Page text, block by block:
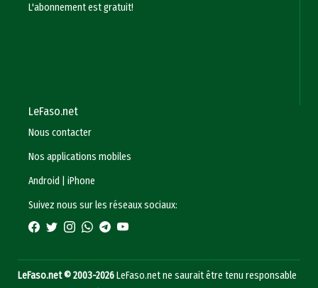
L'abonnement est gratuit!
LeFaso.net
Nous contacter
Nos applications mobiles
Android
|iPhone
Suivez nous sur les réseaux sociaux:
LeFaso.net © 2003-2026LeFaso.net ne saurait être tenu responsable